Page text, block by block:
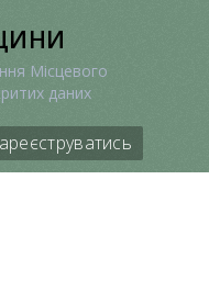
Місцевого
даних